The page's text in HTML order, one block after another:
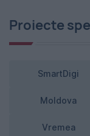
Proiecte
SmartDigi
Moldova
Vremea